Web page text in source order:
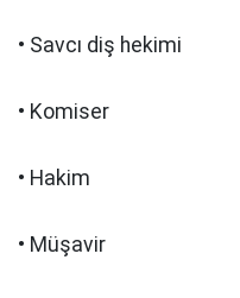
• Savcı diş hekimi
• Komiser
• Hakim
• Müşavir